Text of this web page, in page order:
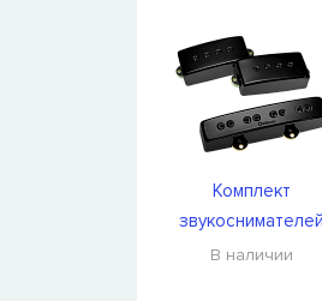
Комплект
DiMarzio
В наличии